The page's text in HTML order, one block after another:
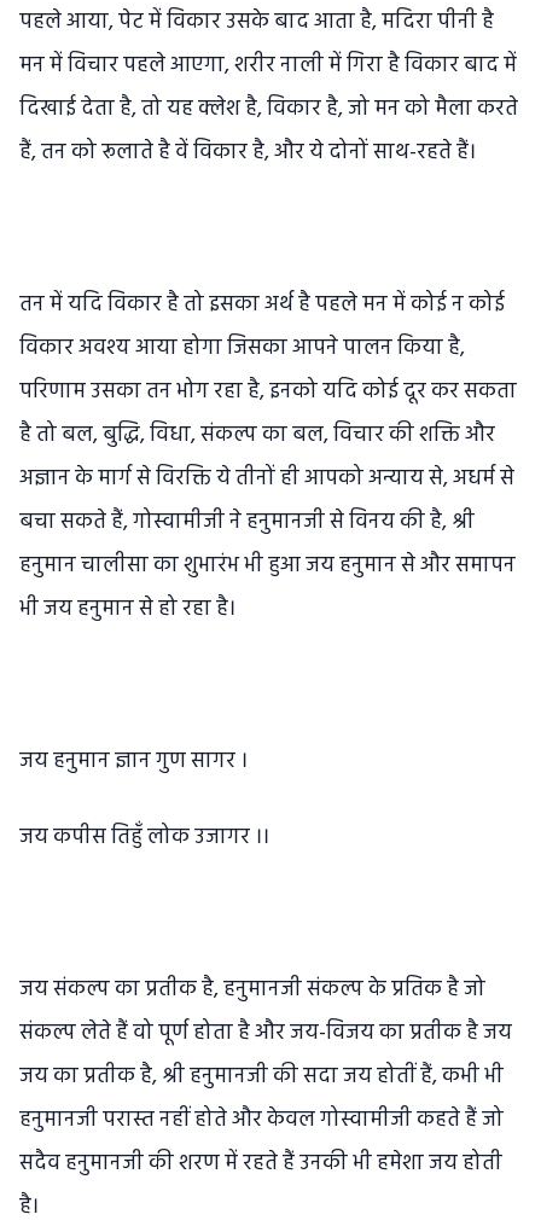
पहले आया, पेट में विकार उसके बाद आता है, मदिरा पीनी है
मन में विचार पहले आएगा, शरीर नाली में गिरा है विकार बाद में
दिखाई देता है, तो यह क्लेश है, विकार है, जो मन को मैला करते
हैं, तन को रूलाते है वें विकार है, और ये दोनों साथ-रहते हैं।
तन में यदि विकार है तो इसका अर्थ है पहले मन में कोई न कोई
विकार अवश्य आया होगा जिसका आपने पालन किया है,
परिणाम उसका तन भोग रहा है, इनको यदि कोई दूर कर सकता
है तो बल, बुद्धि, विधा, संकल्प का बल, विचार की शक्ति और
अज्ञान के मार्ग से विरक्ति ये तीनों ही आपको अन्याय से, अधर्म से
बचा सकते हैं, गोस्वामीजी ने हनुमानजी से विनय की है, श्री
हनुमान चालीसा का शुभारंभ भी हुआ जय हनुमान से और समापन
भी जय हनुमान से हो रहा है।
जय हनुमान ज्ञान गुण सागर ।
जय कपीस तिहुँ लोक उजागर ।।
जय संकल्प का प्रतीक है, हनुमानजी संकल्प के प्रतिक है जो
संकल्प लेते हैं वो पूर्ण होता है और जय-विजय का प्रतीक है जय
जय का प्रतीक है, श्री हनुमानजी की सदा जय होतीं हैं, कभी भी
हनुमानजी परास्त नहीं होते और केवल गोस्वामीजी कहते हैं जो
सदैव हनुमानजी की शरण में रहते हैं उनकी भी हमेशा जय होती
है।